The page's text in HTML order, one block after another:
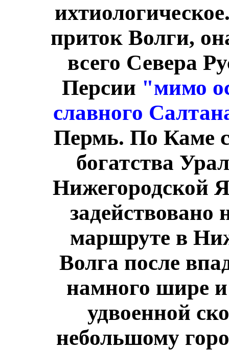
приток Волги,
всего Севера
Персии "мимо
славного
Пермь. По Каме
богатства
Нижегородской
задействовано
маршруте в
Волга после
намного шире
удвоенной
небольшому